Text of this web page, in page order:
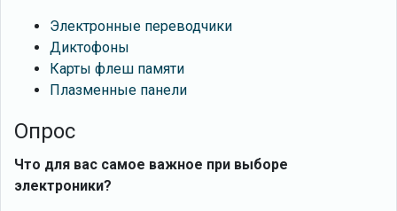
Электронные переводчики
Диктофоны
Карты флеш памяти
Плазменные панели
Опрос
Что для вас самое важное при выборе
электроники?